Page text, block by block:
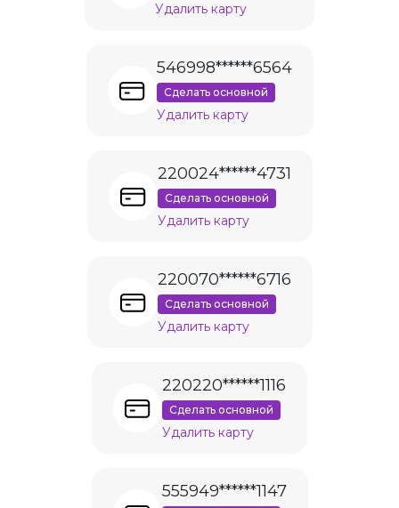
Удалить карту
546998******6564
Сделать основной
Удалить карту
220024******4731
Сделать основной
Удалить карту
220070******6716
Сделать основной
Удалить карту
220220******1116
Сделать основной
Удалить карту
555949******1147